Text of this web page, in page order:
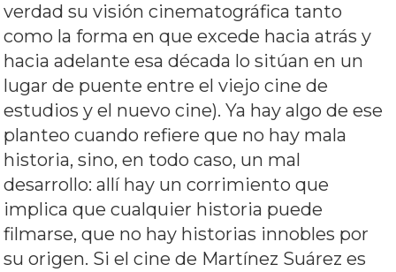
verdad su visión cinematográfica tanto
como la forma en que excede hacia atrás y
hacia adelante esa década lo sitúan en un
lugar de puente entre el viejo cine de
estudios y el nuevo cine). Ya hay algo de ese
planteo cuando refiere que no hay mala
historia, sino, en todo caso, un mal
desarrollo: allí hay un corrimiento que
implica que cualquier historia puede
filmarse, que no hay historias innobles por
su origen. Si el cine de Martínez Suárez es